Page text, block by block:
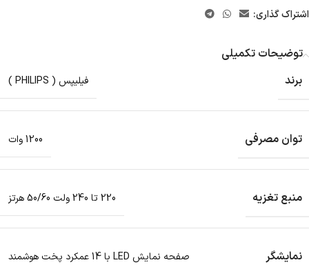
اشتراک گذاری:
توضیحات تکمیلی
برند
فیلیپس ( PHILIPS )
توان مصرفی 1200 وات
منبع تغزیه 220 تا 240 ولت 50/60 هرتز
نمایشگر صفحه نمایش LED با 14 عمکرد پخت هوشمند